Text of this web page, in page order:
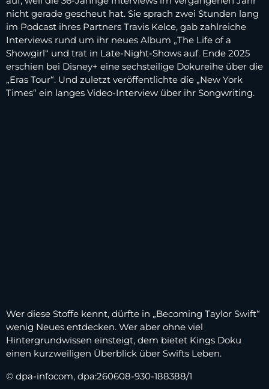
nicht gerade gescheut hat. Sie sprach zwei Stunden lang
im Podcast ihres Partners Travis Kelce, gab zahlreiche
Interviews rund um ihr neues Album „The Life of a
Showgirl“ und trat in Late-Night-Shows auf. Ende 2025
erschien bei Disney+ eine sechsteilige Dokureihe über die
„Eras Tour“. Und zuletzt veröffentlichte die „New York
Times“ ein langes Video-Interview über ihr Songwriting.
Wer diese Stoffe kennt, dürfte in „Becoming Taylor Swift“
wenig Neues entdecken. Wer aber ohne viel
Hintergrundwissen einsteigt, dem bietet Kings Doku
einen kurzweiligen Überblick über Swifts Leben.
© dpa-infocom, dpa:260608-930-188388/1